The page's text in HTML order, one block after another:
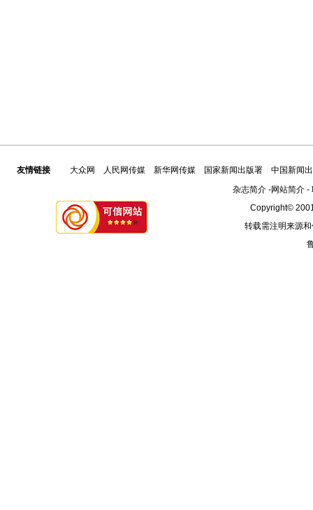
友情链接 大众网 人民网传媒 新华网传媒 国家新闻出版署
中国新闻
杂志简介-网站简介-
Copyright©
转载需注明来源